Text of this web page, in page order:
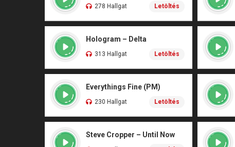
278 Hallgat Letöltés
Hologram – Delta
313 Hallgat Letöltés
Everythings Fine (PM)
230 Hallgat Letöltés
Steve Cropper – Until Now